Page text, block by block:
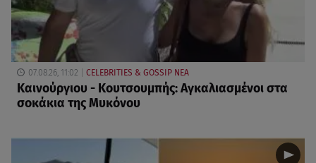
07.08.26, 11:02 CELEBRITIES & GOSSIP ΝΕΑ
Καινούργιου - Κουτσουμπής: Αγκαλιασμένοι στα
σοκάκια της Μυκόνου